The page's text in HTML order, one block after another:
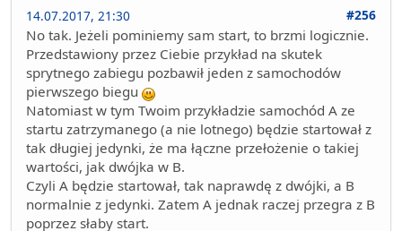
14.07.2017, 21:30
#256
No tak. Jeżeli pominiemy sam start, to brzmi logicznie.
Przedstawiony przez Ciebie przykład na skutek
sprytnego zabiegu pozbawił jeden z samochodów
pierwszego biegu
Natomiast w tym Twoim przykładzie samochód A ze
startu zatrzymanego (a nie lotnego) będzie startował z
tak długiej jedynki, że ma łączne przełożenie o takiej
wartości, jak dwójka w B.
Czyli A będzie startował, tak naprawdę z dwójki, a B
normalnie z jedynki. Zatem A jednak raczej przegra z B
poprzez słaby start.